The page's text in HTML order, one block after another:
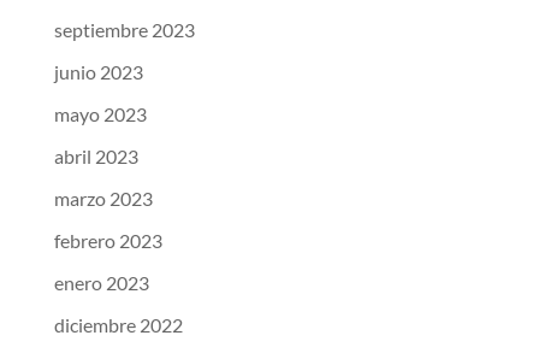
septiembre 2023
junio 2023
mayo 2023
abril 2023
marzo 2023
febrero 2023
enero 2023
diciembre 2022